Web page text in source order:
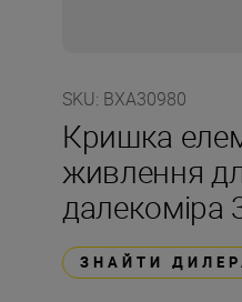
SKU: BXA30980
Кришка
живлення
далекоміра
ЗНАЙТИ